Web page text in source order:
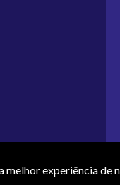
melhor experiência de